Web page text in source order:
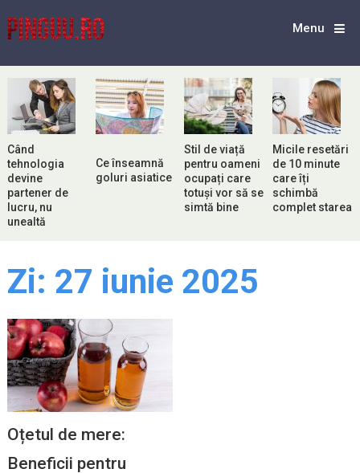
Menu
Când
tehnologia
devine
partener de
lucru, nu
unealtă
Ce înseamnă
goluri asiatice
Stil de viață
pentru oameni
ocupați care
totuși vor să se
simtă bine
Micile resetări
de 10 minute
care îți
schimbă
complet starea
Zi: 27 iunie 2025
Oțetul de mere:
Beneficii pentru